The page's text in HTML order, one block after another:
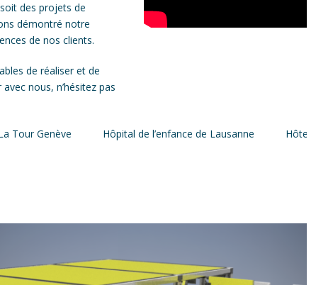
des projets de
démontré notre
de nos clients.
de réaliser et de
nous, n’hésitez pas
Hôtel de Bergues, Genève Hôtel du Golf, Crans-